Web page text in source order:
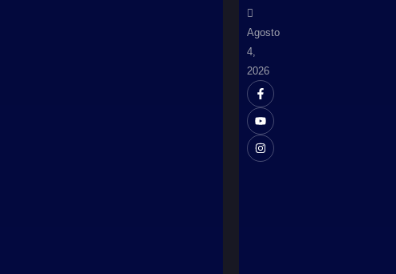
Agosto
4,
2026